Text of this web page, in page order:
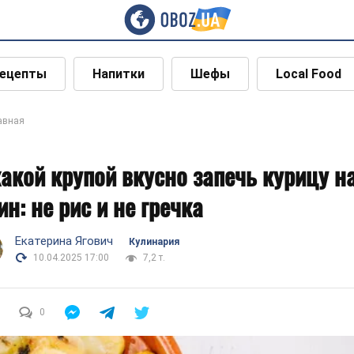
Напитки Шефы Local Food
крупой вкусно запечь курицу
не рис и не гречка
Екатерина Ягович
Кулинария
10.04.2025 17:00
7,2 т.
0